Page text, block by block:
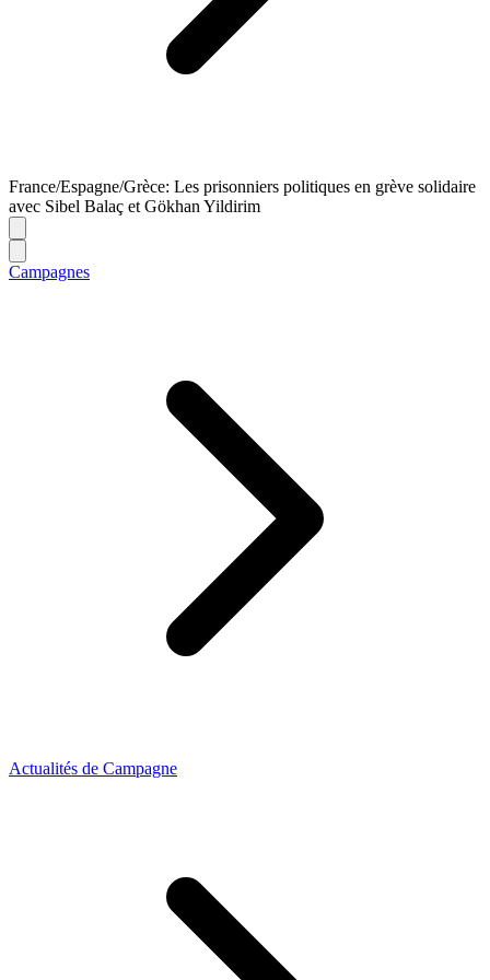
France/Espagne/Grèce: Les prisonniers politiques en grève solidaire
avec Sibel Balaç et Gökhan Yildirim
Campagnes
Actualités de Campagne